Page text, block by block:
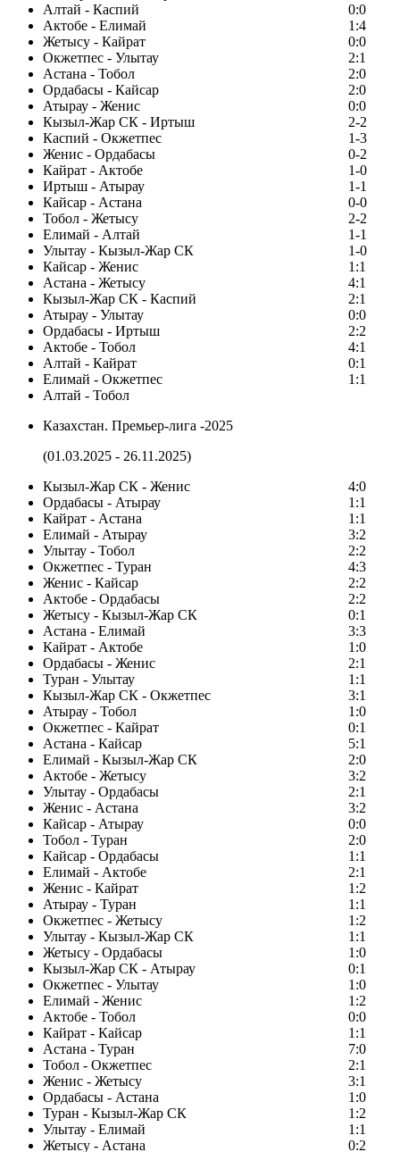
Алтай - Каспий
0:0
Актобе - Елимай
1:4
Жетысу - Кайрат
0:0
Окжетпес - Улытау
2:1
Астана - Тобол
2:0
Ордабасы - Кайсар
2:0
Атырау - Женис
0:0
Кызыл-Жар СК - Иртыш
2-2
Каспий - Окжетпес
1-3
Женис - Ордабасы
0-2
Кайрат - Актобе
1-0
Иртыш - Атырау
1-1
Кайсар - Астана
0-0
Тобол - Жетысу
2-2
Елимай - Алтай
1-1
Улытау - Кызыл-Жар СК
1-0
Кайсар - Женис
1:1
Астана - Жетысу
4:1
Кызыл-Жар СК - Каспий
2:1
Атырау - Улытау
0:0
Ордабасы - Иртыш
2:2
Актобе - Тобол
4:1
Алтай - Кайрат
0:1
Елимай - Окжетпес
1:1
Алтай - Тобол
Казахстан. Премьер-лига -2025
(01.03.2025 - 26.11.2025)
Кызыл-Жар СК - Женис
4:0
Ордабасы - Атырау
1:1
Кайрат - Астана
1:1
Елимай - Атырау
3:2
Улытау - Тобол
2:2
Окжетпес - Туран
4:3
Женис - Кайсар
2:2
Актобе - Ордабасы
2:2
Жетысу - Кызыл-Жар СК
0:1
Астана - Елимай
3:3
Кайрат - Актобе
1:0
Ордабасы - Женис
2:1
Туран - Улытау
1:1
Кызыл-Жар СК - Окжетпес
3:1
Атырау - Тобол
1:0
Окжетпес - Кайрат
0:1
Астана - Кайсар
5:1
Елимай - Кызыл-Жар СК
2:0
Актобе - Жетысу
3:2
Улытау - Ордабасы
2:1
Женис - Астана
3:2
Кайсар - Атырау
0:0
Тобол - Туран
2:0
Кайсар - Ордабасы
1:1
Елимай - Актобе
2:1
Женис - Кайрат
1:2
Атырау - Туран
1:1
Окжетпес - Жетысу
1:2
Улытау - Кызыл-Жар СК
1:1
Жетысу - Ордабасы
1:0
Кызыл-Жар СК - Атырау
0:1
Окжетпес - Улытау
1:0
Елимай - Женис
1:2
Актобе - Тобол
0:0
Кайрат - Кайсар
1:1
Астана - Туран
7:0
Тобол - Окжетпес
2:1
Женис - Жетысу
3:1
Ордабасы - Астана
1:0
Туран - Кызыл-Жар СК
1:2
Улытау - Елимай
1:1
Жетысу - Астана
0:2